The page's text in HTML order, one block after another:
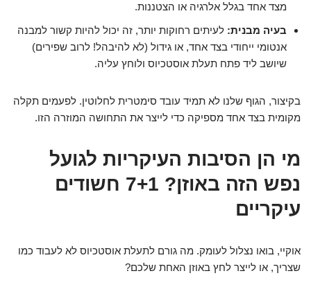
מצד אחד בגלל אלרגיה או הצטננות.
בעיה מבנית: לעיתים רחוקות יותר, זה יכול להיות קשור למבנה
אנטומי ייחודי בצד אחד, או גידול (לא להיבהל! לרוב שפירים)
שיושב ליד פתח תעלת אוסטכיוס ולוחץ עליה.
בקיצור, הגוף שלנו לא תמיד עובד סימטרית לחלוטין. לפעמים תקלה
מקומית בצד אחד מספיקה כדי לייצר את התחושה המוזרה הזו.
מי הן הסיבות העיקריות לגועל
נפש הזה באוזן? 7+1 חשודים
עיקריים
אוקיי, בואו נצלול לעומק. מה גורם לתעלת אוסטכיוס לא לעבוד כמו
שצריך, או לייצר לחץ באוזן האחת שלכם?